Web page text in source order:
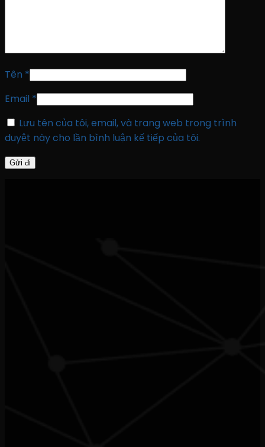
Tên *
Email *
Lưu tên của tôi, email, và trang web trong trình
duyệt này cho lần bình luận kế tiếp của tôi.